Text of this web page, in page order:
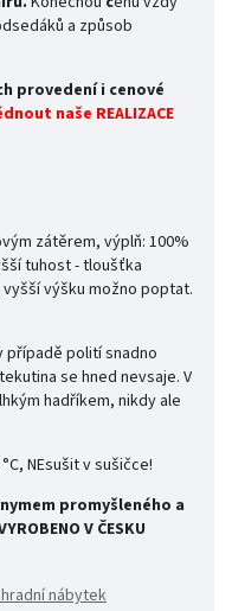
a způsob
provedení i cenové
naše REALIZACE
zátěrem, výplň: 100%
tuhost - tloušťka
výšku možno poptat.
případě polití snadno
se hned nevsaje. V
hadříkem, nikdy ale
NEsušit v sušičce!
promyšleného a
V ČESKU
nábytek